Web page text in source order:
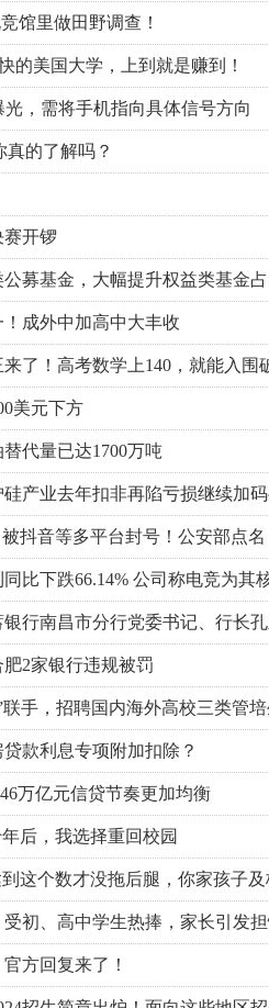
馆里做田野调查！
的美国大学，上到就是赚到！
，需将手机指向具体信号方向
真的了解吗？
赛开锣
募基金，大幅提升权益类基金
成外中加高中大丰收
了！高考数学上140，就能入围
美元下方
代量已达1700万吨
产业去年扣非再陷亏损继续加
抖音等多平台封号！公安部点
比下跌66.14% 公司称电竞为其
行南昌市分行党委书记、行长
2家银行违规被罚
手，招聘国内海外高校三类管
款利息专项附加扣除？
万亿元信贷节奏更加均衡
后，我选择重回校园
这个数才没拖后腿，你家孩子
初、高中学生热捧，家长引发
方回复来了！